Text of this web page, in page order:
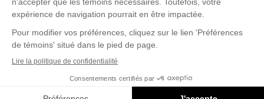
tourisme
Gestion des témoinsPolitique de confidentialité
Conditions d'utilisation Politique d'achat en ligne
© 2026 MUSÉE NATIONAL DES BEAUX-ARTS DU
QUÉBEC